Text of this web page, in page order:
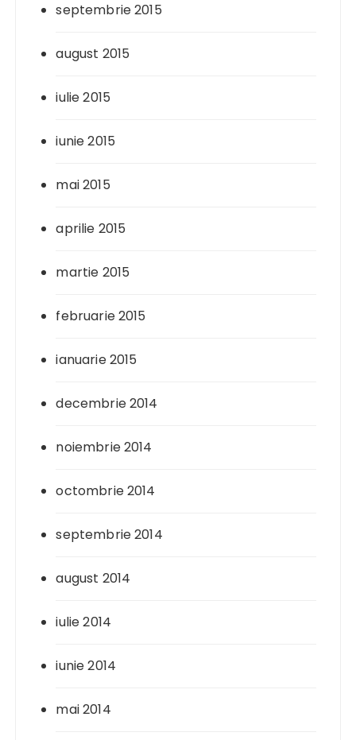
septembrie 2015
august 2015
iulie 2015
iunie 2015
mai 2015
aprilie 2015
martie 2015
februarie 2015
ianuarie 2015
decembrie 2014
noiembrie 2014
octombrie 2014
septembrie 2014
august 2014
iulie 2014
iunie 2014
mai 2014